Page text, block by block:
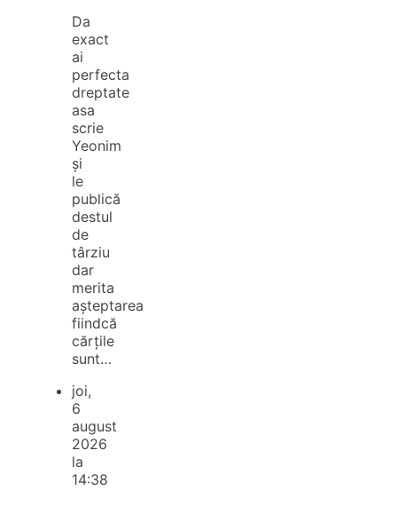
Da
exact
ai
perfecta
dreptate
asa
scrie
Yeonim
și
le
publică
destul
de
târziu
dar
merita
așteptarea
fiindcă
cărțile
sunt…
joi,
6
august
2026
la
14:38